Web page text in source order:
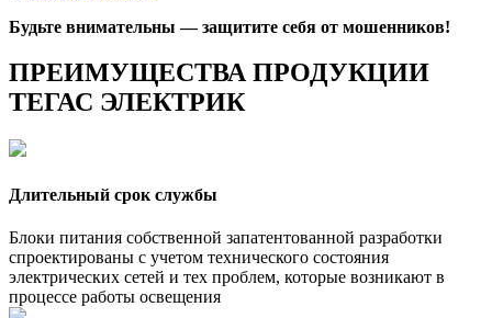
Будьте внимательны — защитите себя от мошенников!
ПРЕИМУЩЕСТВА ПРОДУКЦИИ
ТЕГАС ЭЛЕКТРИК
Длительный срок службы
Блоки питания собственной запатентованной разработки
спроектированы с учетом технического состояния
электрических сетей и тех проблем, которые возникают в
процессе работы освещения